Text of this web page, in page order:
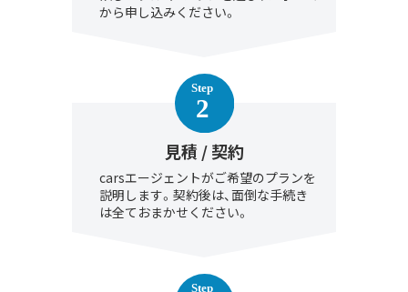
から申し込みください。
見積 / 契約
carsエージェントがご希望のプランを
説明します。契約後は、面倒な手続き
は全ておまかせください。